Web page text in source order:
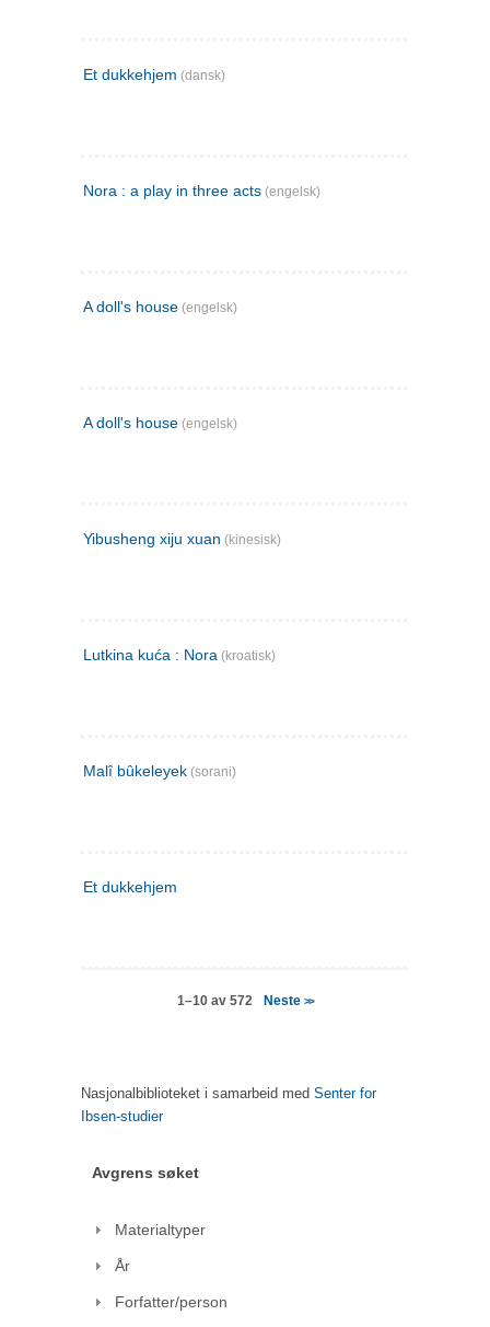
Et dukkehjem (dansk)
Nora : a play in three acts (engelsk)
A doll's house (engelsk)
A doll's house (engelsk)
Yibusheng xiju xuan (kinesisk)
Lutkina kuća : Nora (kroatisk)
Malî bûkeleyek (sorani)
Et dukkehjem
1–10 av 572 Neste >>
Nasjonalbiblioteket i samarbeid med Senter for
Ibsen-studier
Avgrens søket
Materialtyper
År
Forfatter/person